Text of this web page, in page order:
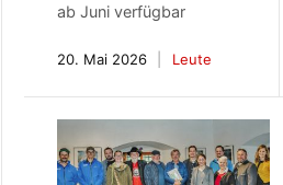
ab Juni verfügbar
20. Mai 2026 Leute